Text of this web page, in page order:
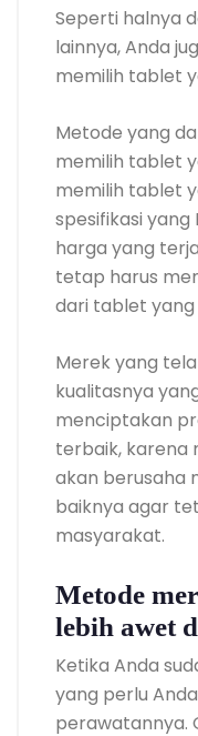
Seperti halnya
lainnya, Anda
memilih tablet
Metode yang
memilih tablet
memilih tablet
spesifikasi
harga yang
tetap harus
dari tablet yang
Merek yang
kualitasnya
menciptakan
terbaik, karena
akan berusaha
baiknya agar
masyarakat.
Metode
lebih awet
Ketika Anda
yang perlu
perawatannya.